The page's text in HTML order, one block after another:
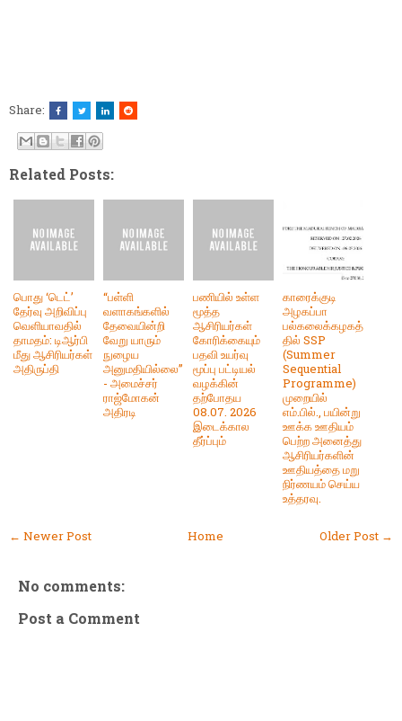
Share:
Related Posts:
பொது ‘டெட்’
தேர்வு அறிவிப்பு
வெளியாவதில்
தாமதம்: டிஆர்பி
மீது ஆசிரியர்கள்
அதிருப்தி
“பள்ளி
வளாகங்களில்
தேவையின்றி
வேறு யாரும்
நுழைய
அனுமதியில்லை”
- அமைச்சர்
ராஜ்மோகன்
அதிரடி
பணியில் உள்ள
மூத்த
ஆசிரியர்கள்
கோரிக்கையும்
பதவி உயர்வு
மூப்பு பட்டியல்
வழக்கின்
தற்போதய
08.07. 2026
இடைக்கால
தீர்ப்பும்
காரைக்குடி
அழகப்பா
பல்கலைக்கழகத்
தில் SSP
(Summer
Sequential
Programme)
முறையில்
எம்.பில்., பயின்று
ஊக்க ஊதியம்
பெற்ற அனைத்து
ஆசிரியர்களின்
ஊதியத்தை மறு
நிர்ணயம் செய்ய
உத்தரவு.
← Newer Post Older Post →
Home
No comments:
Post a Comment